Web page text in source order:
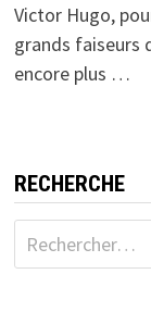
Victor Hugo,
grands faiseurs
encore plus …
RECHERCHE
Rechercher :